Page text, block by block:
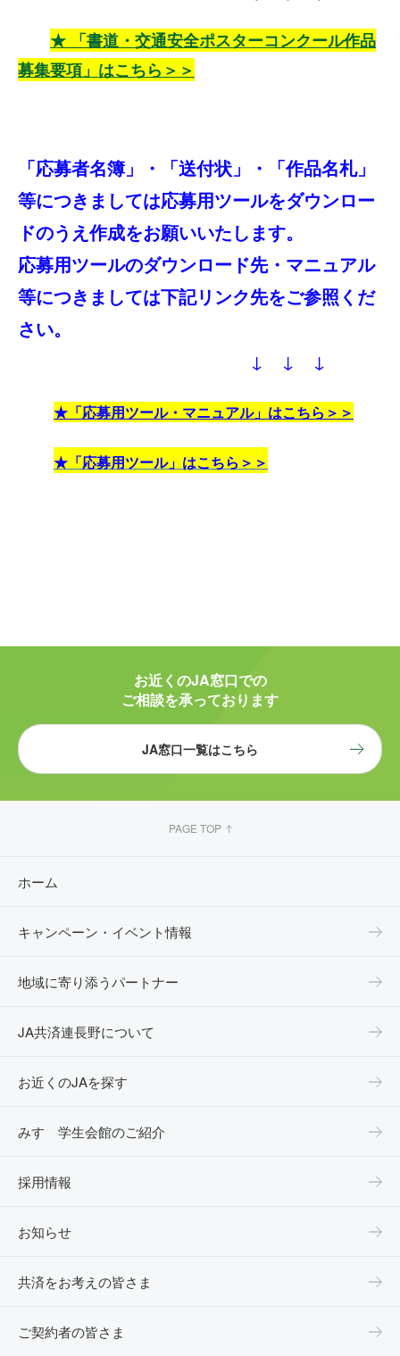
★ 「書道・交通安全ポスターコンクール作品
募集要項」はこちら＞＞
「応募者名簿」・「送付状」・「作品名札」
等につきましては応募用ツールをダウンロー
ドのうえ作成をお願いいたします。
応募用ツールのダウンロード先・マニュアル
等につきましては下記リンク先をご参照くだ
さい。
↓ ↓ ↓
★「応募用ツール・マニュアル」はこちら＞＞
★「応募用ツール」はこちら＞＞
お近くのJA窓口での
ご相談を承っております
JA窓口一覧はこちら
PAGE TOP
ホーム
キャンペーン・イベント情報
地域に寄り添うパートナー
JA共済連長野について
お近くのJAを探す
みすゞ学生会館のご紹介
採用情報
お知らせ
共済をお考えの皆さま
ご契約者の皆さま